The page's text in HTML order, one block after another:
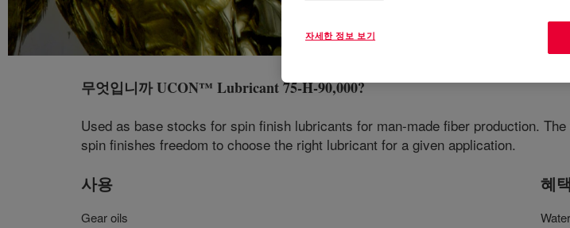
무엇입니까UCON™ Lubricant 75-H-90,000?
Used as base stocks for spin finish lubricants for man-made fiber production.
spin finishes freedom to choose the right lubricant for a given application.
사용
Gear oils
혜택
자세한 정보 보기